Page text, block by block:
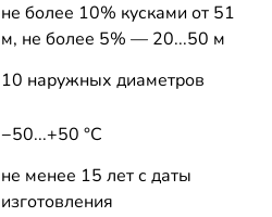
не более 10% кусками от 51
м, не более 5% — 20...50 м
10 наружных диаметров
−50...+50 °C
не менее 15 лет с даты
изготовления